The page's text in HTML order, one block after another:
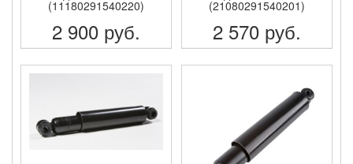
(11180291540220)
2 900 руб.
ПОДРОБНЕЕ
(21080291540201)
2 570 руб.
ПОДРОБНЕЕ